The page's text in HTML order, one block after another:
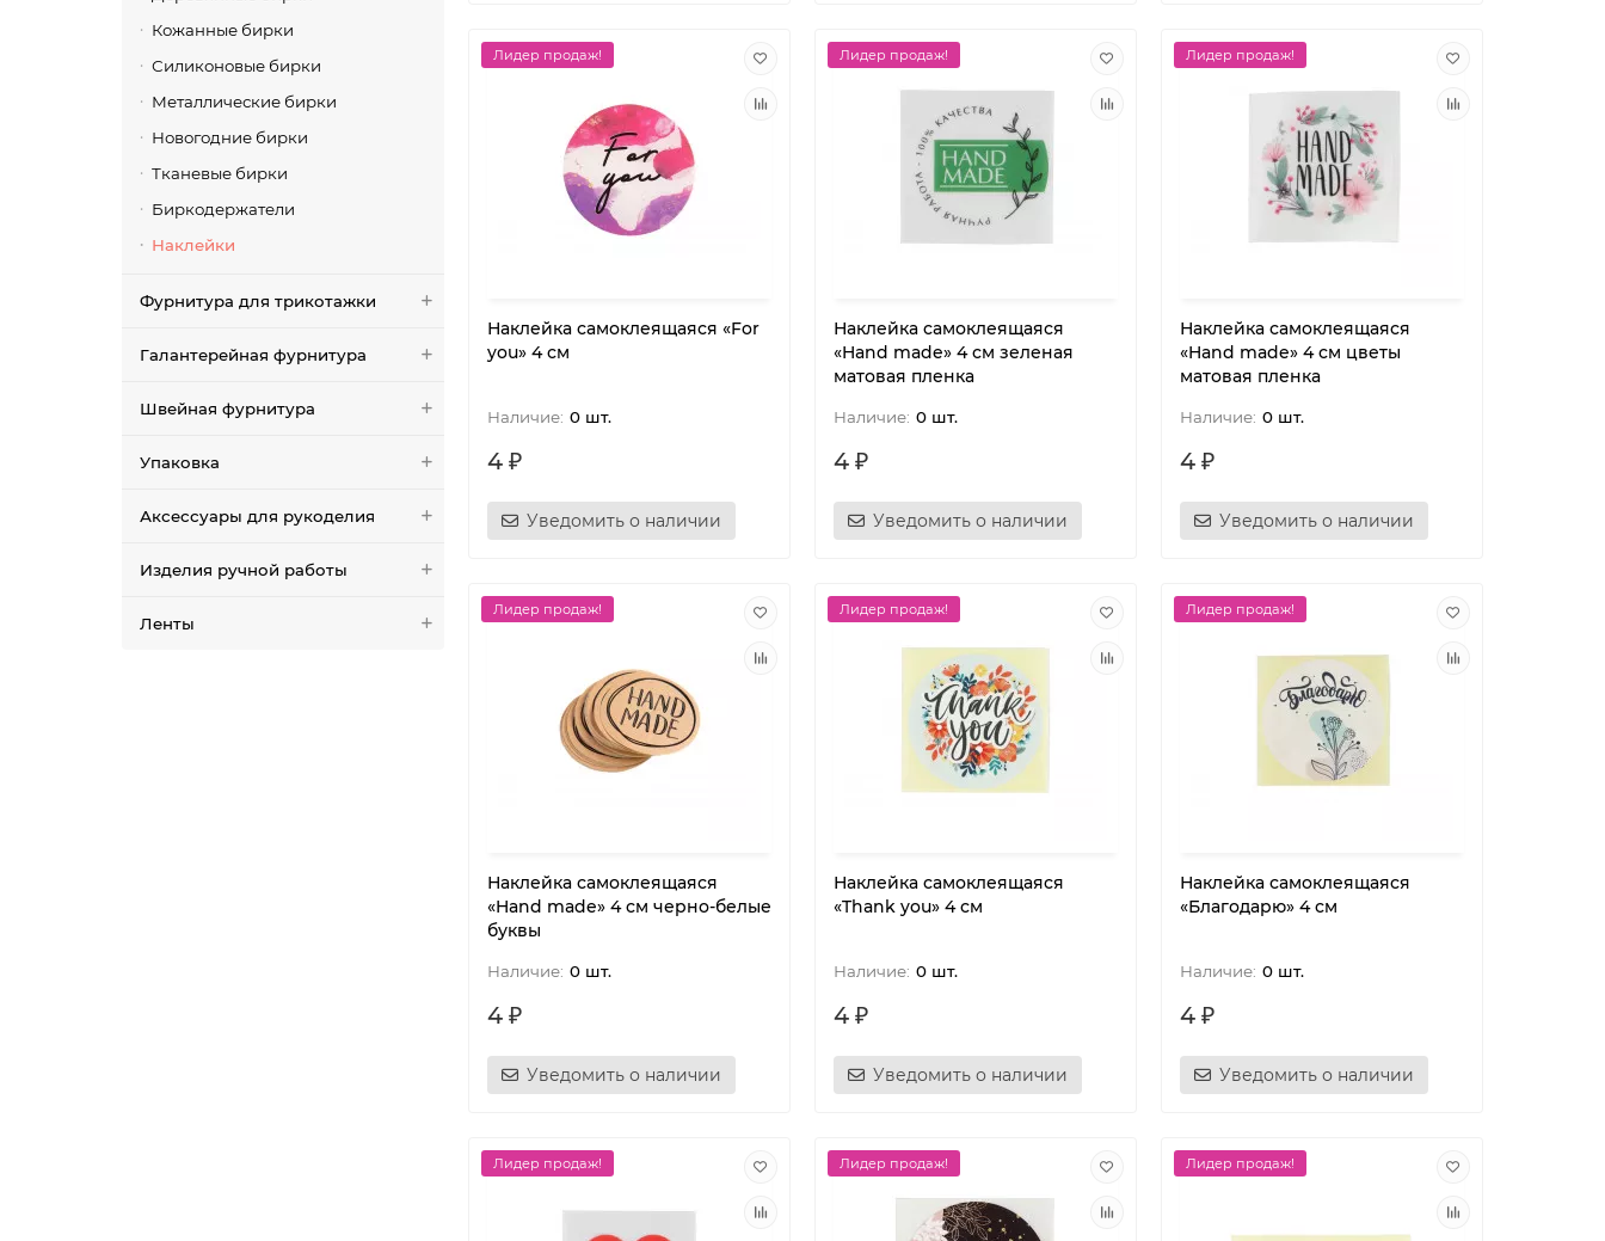
Кожанные бирки
Силиконовые бирки
Металлические бирки
Новогодние бирки
Тканевые бирки
Биркодержатели
Наклейки
Фурнитура для трикотажки
Галантерейная фурнитура
Швейная фурнитура
Упаковка
Аксессуары для рукоделия
Изделия ручной работы
Ленты
Лидер продаж!
Наклейка самоклеящаяся «For
you» 4 см
0 шт.
4 ₽
Уведомить о наличии
Лидер продаж!
Наклейка самоклеящаяся
«Hand made» 4 см зеленая
матовая пленка
0 шт.
4 ₽
Уведомить о наличии
Лидер продаж!
Наклейка самоклеящаяся
«Hand made» 4 см цветы
матовая пленка
0 шт.
4 ₽
Уведомить о наличии
Лидер продаж!
Наклейка самоклеящаяся
«Hand made» 4 см черно-белые
буквы
0 шт.
4 ₽
Уведомить о наличии
Лидер продаж!
Наклейка самоклеящаяся
«Thank you» 4 см
0 шт.
4 ₽
Уведомить о наличии
Лидер продаж!
Наклейка самоклеящаяся
«Благодарю» 4 см
0 шт.
4 ₽
Уведомить о наличии
Лидер продаж! Лидер продаж! Лидер продаж!